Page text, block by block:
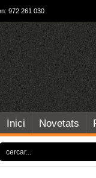
972 261 030
Inici Novetats